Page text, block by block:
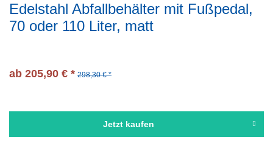
Edelstahl Abfallbehälter mit Fußpedal,
70 oder 110 Liter, matt
ab 205,90 € * 298,30 € *
Jetzt kaufen